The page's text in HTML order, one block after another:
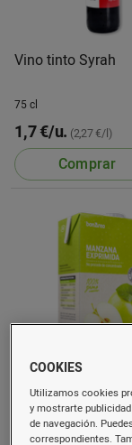
Vino tinto Syrah
75 cl
1,7 €/u. (2,27 €/l)
Comprar
Zumo de
exprimida
COOKIES
Utilizamos cookies
y mostrarte
de navegación.
correspondientes.